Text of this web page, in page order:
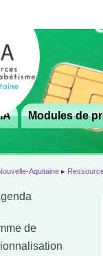
Modules de
Aquitaine ▸
de